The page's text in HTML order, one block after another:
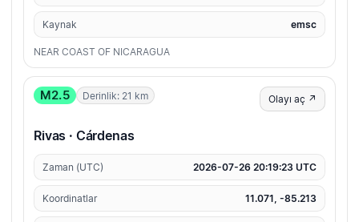
Kaynak emsc
NEAR COAST OF NICARAGUA
M2.5 Derinlik: 21 km Olayı aç ↗
Rivas · Cárdenas
Zaman (UTC) 2026-07-26 20:19:23 UTC
Koordinatlar 11.071, -85.213